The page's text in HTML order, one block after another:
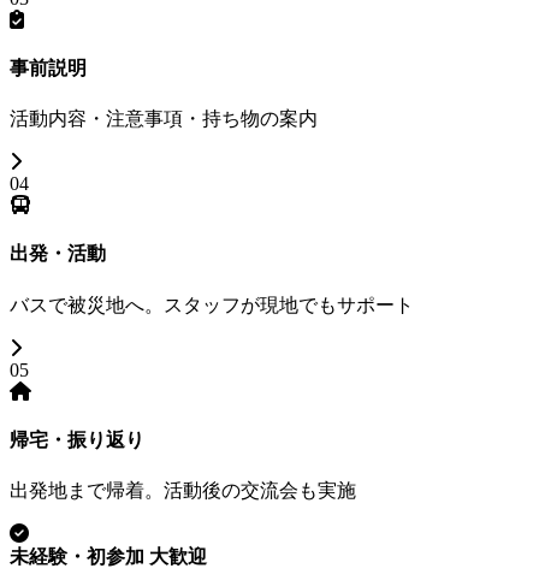
事前説明
活動内容・注意事項・持ち物の案内
04
出発・活動
バスで被災地へ。スタッフが現地でもサポート
05
帰宅・振り返り
出発地まで帰着。活動後の交流会も実施
未経験・初参加 大歓迎